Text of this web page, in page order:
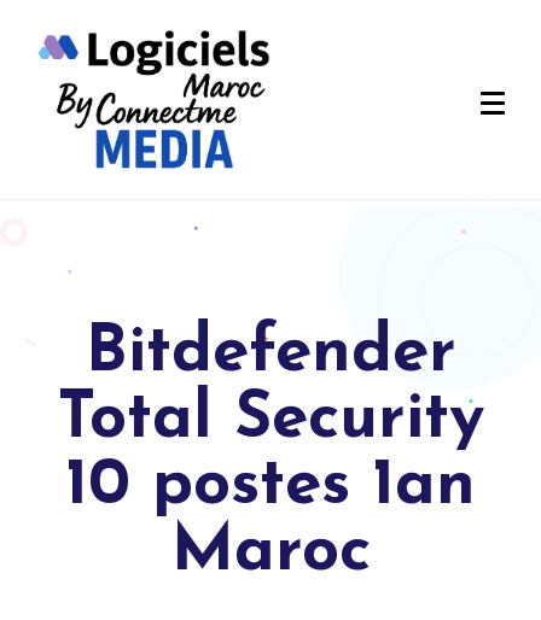
Bitdefender
Total Security
10 postes 1an
Maroc